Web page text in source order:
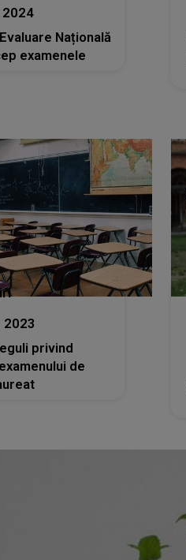
2024
Națională
examenele
2023
privind
de